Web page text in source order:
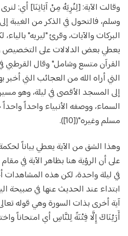
وقالت الآية: [لِنُرِيَهُ مِنْ آيَاتِنَا] أي:
وسلم، فالتحول في الذكر من الغيبة
البركات والآيات، وقرئ "ليريه"
يعطي بعض الدلالات على التخصيص
القرآن متسع وشامل" وقال القرطبي في
التي أراه الله من العجائب التي
إلى المسجد الأقصى في ليلة، وهو
السماء، ووصفه الأنبياء واحداً
مسلم وغيره"([10]).
وهذا الشق من الآية يعطي بياناً
على أن الرؤية هنا بظاهر الآية في
في ليلة واحدة، لكن هذه المشاهدات
ابتداء عند الحديث عنها في صبيحة
آية أخرى بذات السورة وهي قوله
أَرَيْنَاكَ إِلَّا فِتْنَةً لِلنَّاسِ أي امتحاناً